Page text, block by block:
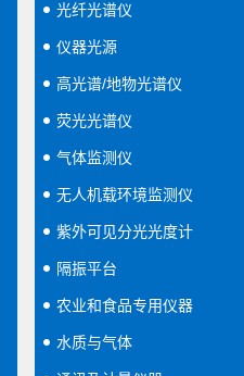
光纤光谱仪
仪器光源
高光谱/地物光谱仪
荧光光谱仪
气体监测仪
无人机载环境监测仪
紫外可见分光光度计
隔振平台
农业和食品专用仪器
水质与气体